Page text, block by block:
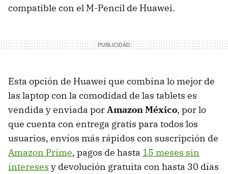
compatible con el M-Pencil de Huawei.
Esta opción de Huawei que combina lo mejor de
las laptop con la comodidad de las tablets es
vendida y enviada porAmazon México, por lo
que cuenta con entrega gratis para todos los
usuarios, envíos más rápidos con suscripción de
Amazon Prime, pagos de hasta 15 meses sin
intereses y devolución gratuita con hasta 30 días